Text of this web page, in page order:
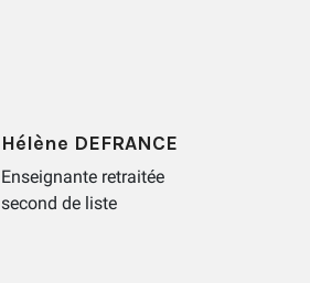
Hélène DEFRANCE
Enseignante retraitée
second de liste